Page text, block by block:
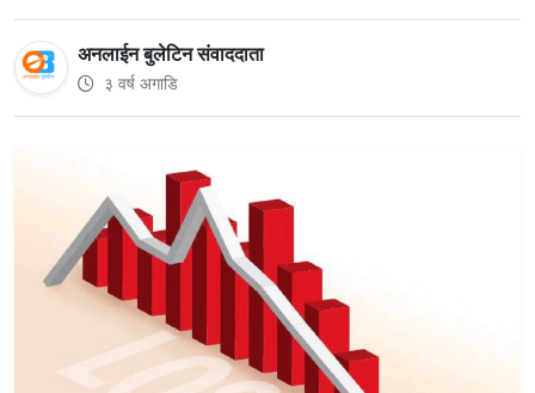
अनलाईन बुलेटिन संवाददाता
३ वर्ष अगाडि